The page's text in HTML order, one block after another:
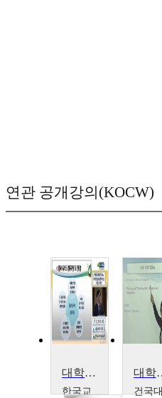
연관 공개강의(KOCW)
대학정보화 클라우드 캠퍼스 환경 도입방안
한국교
대
건국대